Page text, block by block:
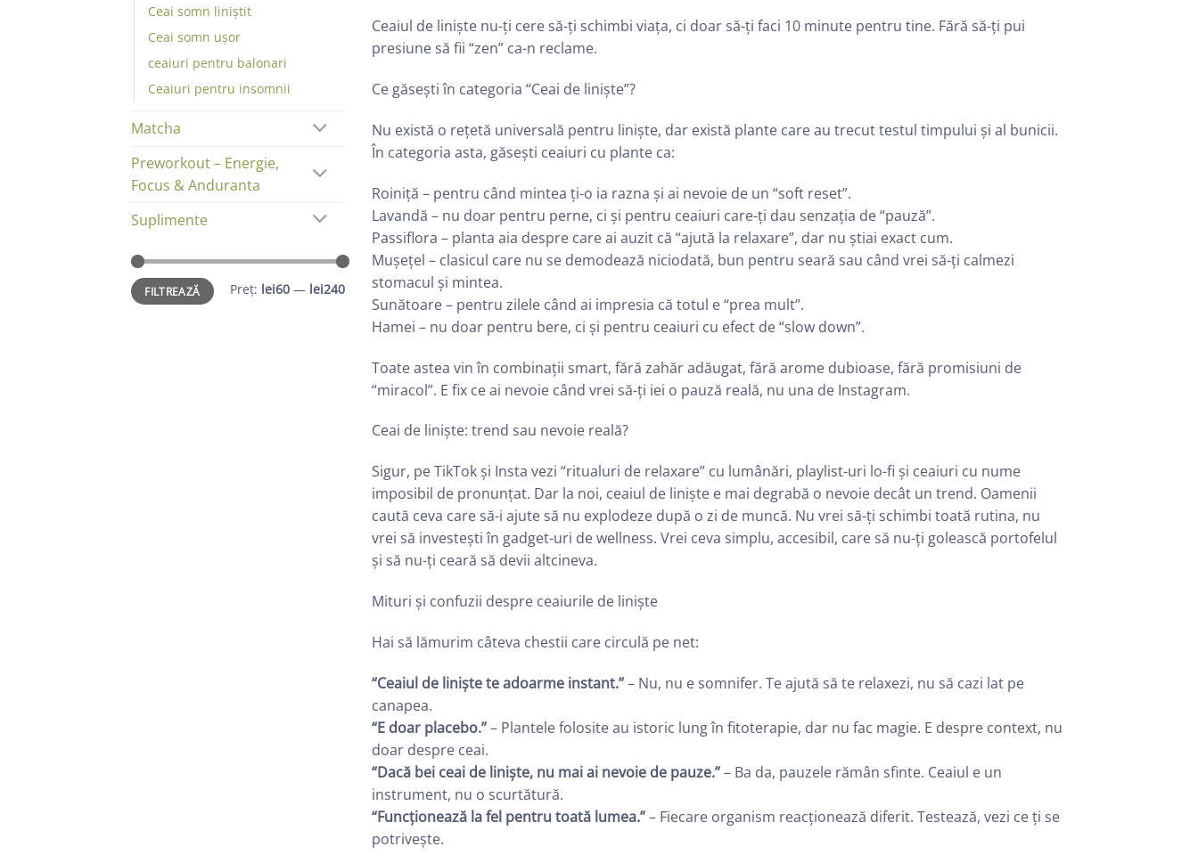
Ceai somn liniștit
Ceai somn ușor
ceaiuri pentru balonari
Ceaiuri pentru insomnii
Matcha
Preworkout – Energie,
Focus & Anduranta
Suplimente
Preț
minim
Preț
maxim
FILTREAZĂ Preț: lei60 — lei240
Ceaiul de liniște nu-ți cere să-ți schimbi viața, ci doar să-ți faci 10 minute pentru tine. Fără să-ți pui
presiune să fii “zen” ca-n reclame.
Ce găsești în categoria “Ceai de liniște”?
Nu există o rețetă universală pentru liniște, dar există plante care au trecut testul timpului și al bunicii.
În categoria asta, găsești ceaiuri cu plante ca:
Roiniță – pentru când mintea ți-o ia razna și ai nevoie de un “soft reset”.
Lavandă – nu doar pentru perne, ci și pentru ceaiuri care-ți dau senzația de “pauză”.
Passiflora – planta aia despre care ai auzit că “ajută la relaxare”, dar nu știai exact cum.
Mușețel – clasicul care nu se demodează niciodată, bun pentru seară sau când vrei să-ți calmezi
stomacul și mintea.
Sunătoare – pentru zilele când ai impresia că totul e “prea mult”.
Hamei – nu doar pentru bere, ci și pentru ceaiuri cu efect de “slow down”.
Toate astea vin în combinații smart, fără zahăr adăugat, fără arome dubioase, fără promisiuni de
“miracol”. E fix ce ai nevoie când vrei să-ți iei o pauză reală, nu una de Instagram.
Ceai de liniște: trend sau nevoie reală?
Sigur, pe TikTok și Insta vezi “ritualuri de relaxare” cu lumânări, playlist-uri lo-fi și ceaiuri cu nume
imposibil de pronunțat. Dar la noi, ceaiul de liniște e mai degrabă o nevoie decât un trend. Oamenii
caută ceva care să-i ajute să nu explodeze după o zi de muncă. Nu vrei să-ți schimbi toată rutina, nu
vrei să investești în gadget-uri de wellness. Vrei ceva simplu, accesibil, care să nu-ți golească portofelul
și să nu-ți ceară să devii altcineva.
Mituri și confuzii despre ceaiurile de liniște
Hai să lămurim câteva chestii care circulă pe net:
“Ceaiul de liniște te adoarme instant.”– Nu, nu e somnifer. Te ajută să te relaxezi, nu să cazi lat pe
canapea.
“E doar placebo.”– Plantele folosite au istoric lung în fitoterapie, dar nu fac magie. E despre context, nu
doar despre ceai.
“Dacă bei ceai de liniște, nu mai ai nevoie de pauze.”– Ba da, pauzele rămân sfinte. Ceaiul e un
instrument, nu o scurtătură.
“Funcționează la fel pentru toată lumea.”– Fiecare organism reacționează diferit. Testează, vezi ce ți se
potrivește.